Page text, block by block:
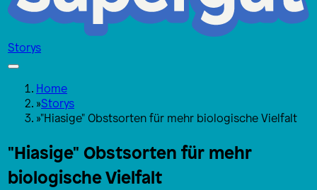
Storys
Home
»Storys
»"Hiasige" Obstsorten für mehr biologische Vielfalt
"Hiasige" Obstsorten für mehr
biologische Vielfalt